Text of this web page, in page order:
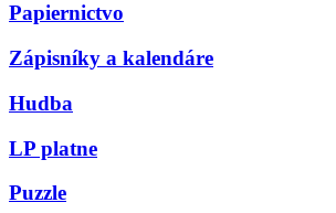
Papiernictvo
Zápisníky a kalendáre
Hudba
LP platne
Puzzle